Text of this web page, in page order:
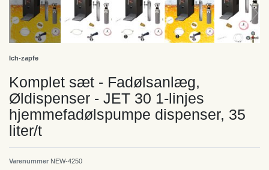
Ich-zapfe
Komplet sæt - Fadølsanlæg,
Øldispenser - JET 30 1-linjes
hjemmefadølspumpe dispenser, 35
liter/t
Varenummer NEW-4250